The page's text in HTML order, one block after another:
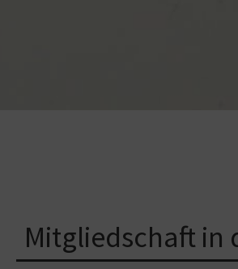
Mitgliedschaft in